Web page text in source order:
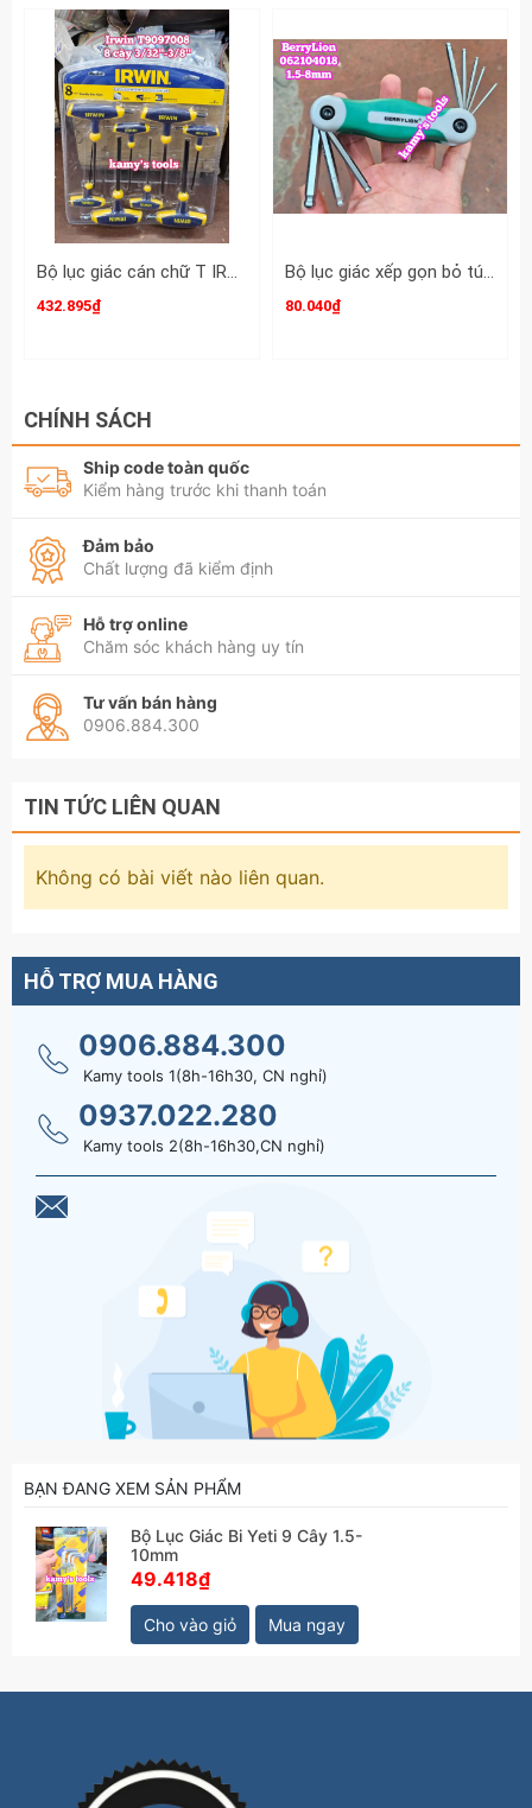
Bộ lục giác cán chữ T IRWIN 8 chi tiết 3/32-3/8 inch T9097008
432.895₫
Bộ lục giác xếp gọn bỏ túi 8 chi tiết 1.5-8mm BerryLion 062104018
80.040₫
CHÍNH SÁCH
Ship code toàn quốc
Kiểm hàng trước khi thanh toán
Đảm bảo
Chất lượng đã kiểm định
Hỗ trợ online
Chăm sóc khách hàng uy tín
Tư vấn bán hàng
0906.884.300
TIN TỨC LIÊN QUAN
Không có bài viết nào liên quan.
HỖ TRỢ MUA HÀNG
0906.884.300
Kamy tools 1(8h-16h30, CN nghỉ)
0937.022.280
Kamy tools 2(8h-16h30,CN nghỉ)
BẠN ĐANG XEM SẢN PHẨM
Bộ Lục Giác Bi Yeti 9 Cây 1.5-
10mm
49.418₫
Cho vào giỏ Mua ngay